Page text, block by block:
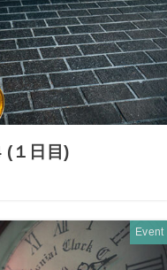
(１日目)
Event